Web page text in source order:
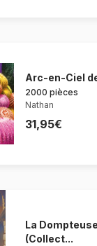
Arc-en-Ciel
2000 pièces
Nathan
31,95€
La
(Collect...